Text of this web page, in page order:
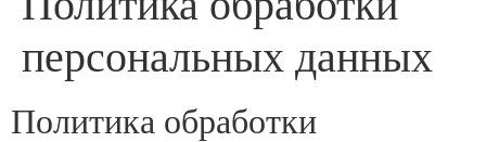
персональных данных
Политика обработки